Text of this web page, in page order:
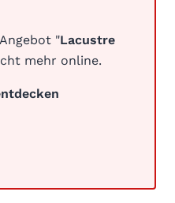
"Lacustre
mehr online.